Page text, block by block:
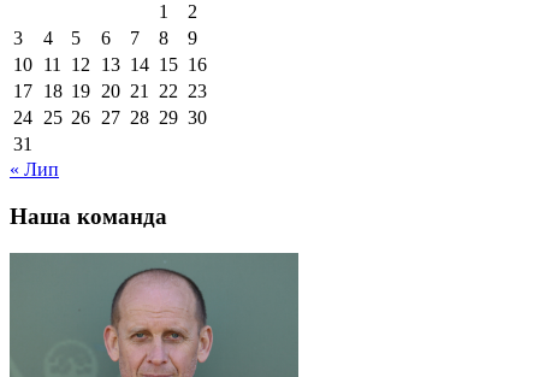
1
2
3
4 5 6 7 8
9
10 11 12 13 14 15 16
17 18 19 20 21 22 23
24 25 26 27 28 29 30
31
« Лип
Наша команда